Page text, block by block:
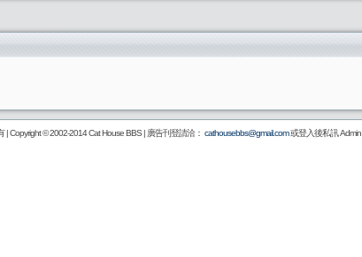
| Copyright © 2002-2014Cat House BBS| 廣告刊登請洽： cathousebbs@gmail.com或登入後私訊 Admin